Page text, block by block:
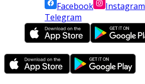
Facebook
Instagram
Telegram